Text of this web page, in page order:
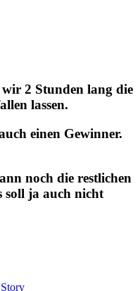
wir 2 Stunden lang die
lassen.
einen Gewinner.
noch die restlichen
soll ja auch nicht
Story